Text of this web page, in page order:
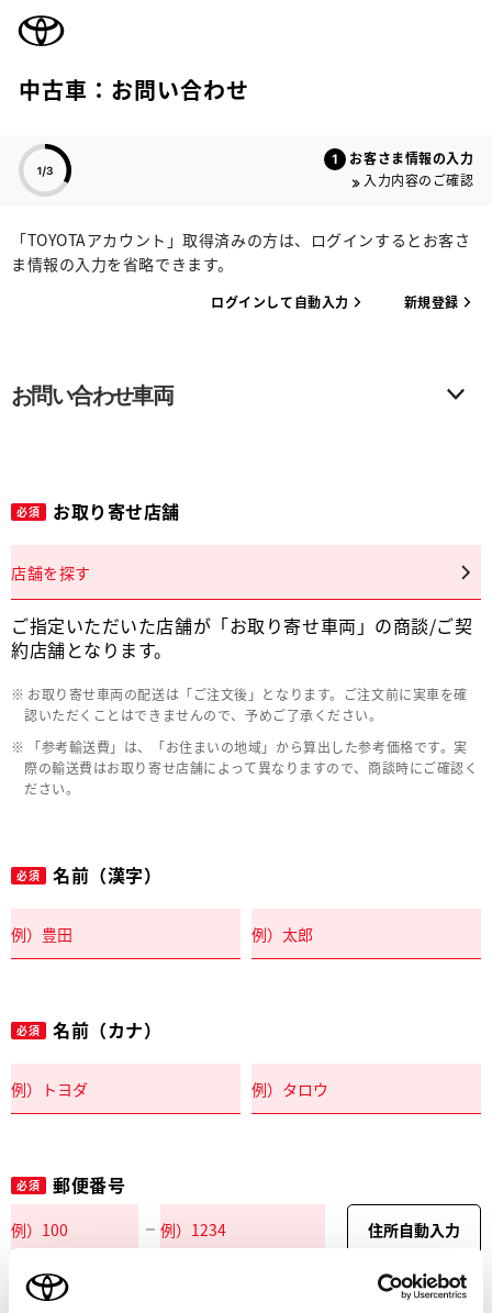
中古車：お問い合わせ
お客さま情報の入力
入力内容のご確認
「TOYOTAアカウント」取得済みの方は、ログインするとお客さ
ま情報の入力を省略できます。
ログインして自動入力 新規登録
お問い合わせ車両
必須 お取り寄せ店舗
店舗を探す
ご指定いただいた店舗が「お取り寄せ車両」の商談/ご契
約店舗となります。
お取り寄せ車両の配送は「ご注文後」となります。ご注文前に実車を確
認いただくことはできませんので、予めご了承ください。
「参考輸送費」は、「お住まいの地域」から算出した参考価格です。実
際の輸送費はお取り寄せ店舗によって異なりますので、商談時にご確認く
ださい。
必須 名前（漢字）
必須 名前（カナ）
必須 郵便番号
住所自動入力
必須 都道府県